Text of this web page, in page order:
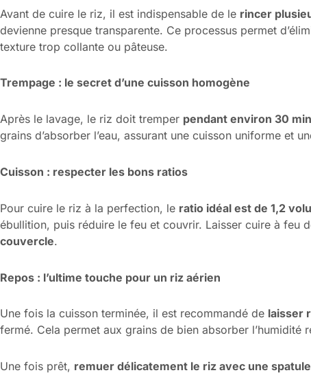
Avant de cuire le riz, il est indispensable de le rincer
devienne presque transparente. Ce processus permet
texture trop collante ou pâteuse.
Trempage : le secret d’une cuisson homogène
Après le lavage, le riz doit tremper pendant environ 30
grains d’absorber l’eau, assurant une cuisson uniforme et
Cuisson : respecter les bons ratios
Pour cuire le riz à la perfection, le ratio idéal est de 1,2
ébullition, puis réduire le feu et couvrir. Laisser cuire à feu
couvercle.
Repos : l’ultime touche pour un riz aérien
Une fois la cuisson terminée, il est recommandé de laisser
fermé. Cela permet aux grains de bien absorber l’humidité
Une fois prêt, remuer délicatement le riz avec une spatule